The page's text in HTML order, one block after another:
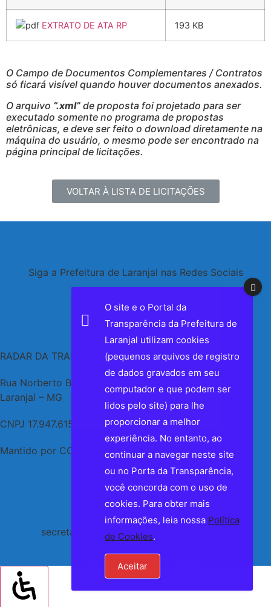
EXTRATO DE ATA RP 193 KB
O Campo de Documentos Complementares / Contratos
só ficará visível quando houver documentos anexados.
O arquivo “.xml” de proposta foi projetado para ser
executado somente no programa de propostas
eletrônicas, e deve ser feito o download diretamente na
máquina do usuário, o mesmo pode ser encontrado na
página principal de licitações.
VOLTAR À LISTA DE LICITAÇÕES
Siga a Prefeitura de Laranjal nas Redes Sociais
Instagram
RADAR DA TRANSPARÊNCIA PÚBLICA
Rua Norberto Berno, 85, Centro - CEP 36760-000 -
Laranjal – MG
CNPJ 17.947.615/0001-22
Mantido por CONSULPLUS
(32) 3424-1387
secretario.adm@portal.laranjal.mg.gov.br
Lista de Telefones Úteis
O site e o Portal da
Transparência da Prefeitura de
Laranjal utilizam cookies
(pequenos arquivos de registro
de dados gravados em seu
computador e que podem ser
lidos pelo site) para lhe
proporcionar a melhor
experiência. No entanto, ao
continuar a navegar neste site
ou no Porta da Transparência,
você concorda com o uso de
cookies. Para obter mais
informações, leia nossa Política
de Cookies.
Aceitar